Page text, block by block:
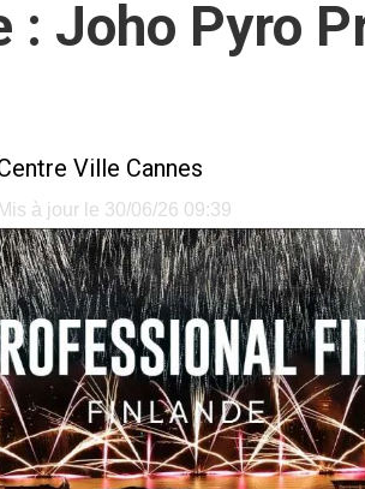
: Joho Pyro
Ville Cannes
à jour le 30/06/26 09:39